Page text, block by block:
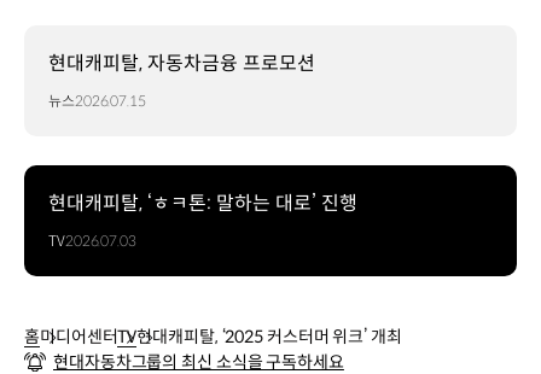
현대캐피탈, 자동차금융 프로모션
뉴스2026.07.15
현대캐피탈, ‘ㅎㅋ톤: 말하는 대로’ 진행
TV2026.07.03
홈미디어센터TV현대캐피탈, ‘2025 커스터머 위크’ 개최
현대자동차그룹의 최신 소식을 구독하세요